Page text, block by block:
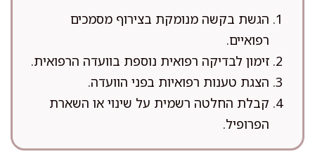
הגשת בקשה מנומקת בצירוף מסמכים
רפואיים.
זימון לבדיקה רפואית נוספת בוועדה הרפואית.
הצגת טענות רפואיות בפני הוועדה.
קבלת החלטה רשמית על שינוי או השארת
הפרופיל.